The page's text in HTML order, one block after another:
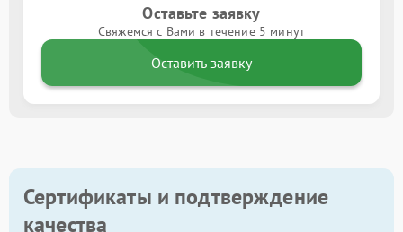
Оставьте заявку
Свяжемся с Вами в течение 5 минут
Оставить заявку
Сертификаты и подтверждение
качества